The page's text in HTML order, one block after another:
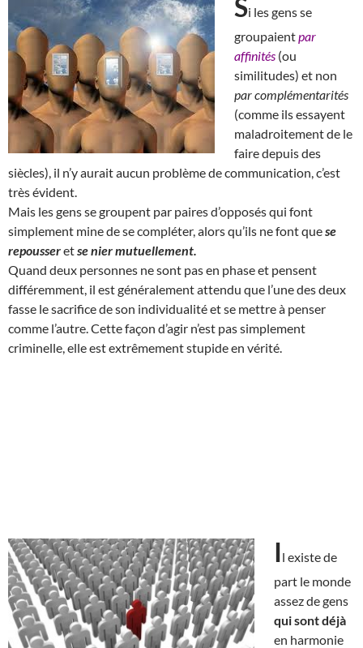
Si les gens se
groupaientpar
affinités (ou
similitudes) et non
par complémentarités
(comme ils essayent
maladroitement de le
faire depuis des
siècles), il n’y aurait aucun problème de communication, c’est
très évident.
Mais les gens se groupent par paires d’opposés qui font
simplement mine de se compléter, alors qu’ils ne font quese
repousseretse nier mutuellement.
Quand deux personnes ne sont pas en phase et pensent
différemment, il est généralement attendu que l’une des deux
fasse le sacrifice de son individualité et se mettre à penser
comme l’autre. Cette façon d’agir n’est pas simplement
criminelle, elle est extrêmement stupide en vérité.
Il existe de
part le monde
assez de gens
qui sont déjà
en harmonie